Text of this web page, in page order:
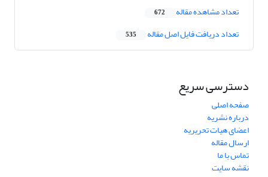
تعداد مشاهده مقاله 672
تعداد دریافت فایل اصل مقاله 535
دسترسی سریع
صفحه اصلی
درباره نشریه
اعضای هیات تحریریه
ارسال مقاله
تماس با ما
نقشه سایت